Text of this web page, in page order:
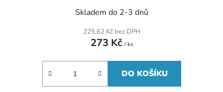
Skladem do 2-3 dnů
225,62 Kč bez DPH
273 Kč / ks
DO KOŠÍKU